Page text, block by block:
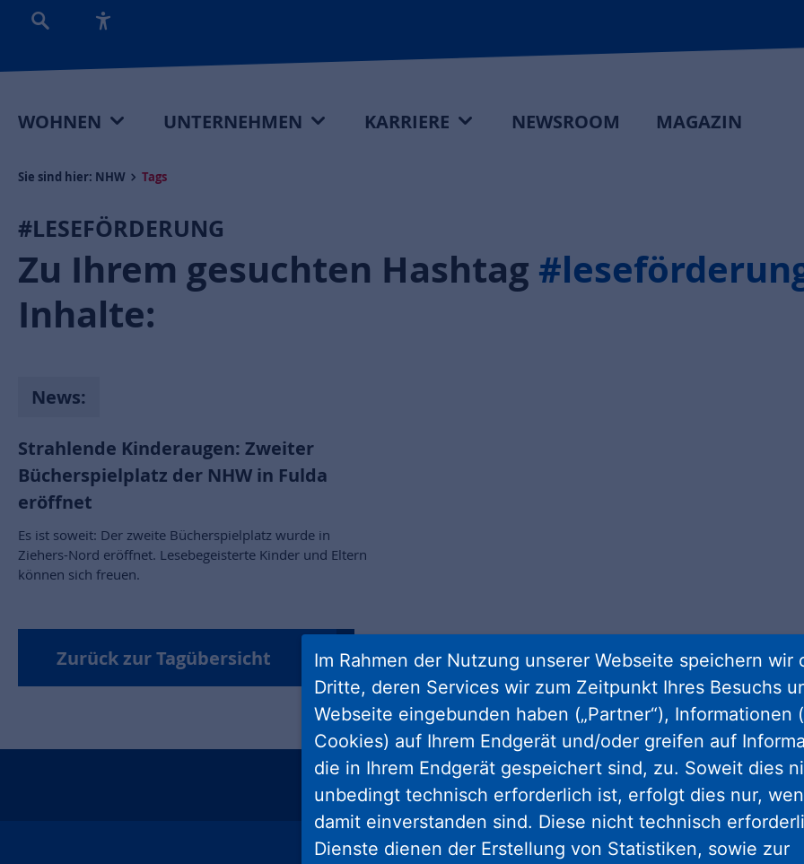
WOHNEN UNTERNEHMEN KARRIERE NEWSROOM MAGAZIN
Sie sind hier: NHW Tags
#LESEFÖRDERUNG
Zu Ihrem gesuchten Hashtag
Inhalte:
News:
Strahlende Kinderaugen: Zweiter
Bücherspielplatz der NHW in Fulda
eröffnet
Es ist soweit: Der zweite Bücherspielplatz wurde in
Ziehers-Nord eröffnet. Lesebegeisterte Kinder und Eltern
können sich freuen.
Zurück zur Tagübersicht
instagramfacebook youtube linkedin
Im Rahmen der Nutzung unserer Webseite speichern wir
Dritte, deren Services wir zum Zeitpunkt Ihres Besuchs
Webseite eingebunden haben („Partner“), Informationen
Cookies) auf Ihrem Endgerät und/oder greifen auf
die in Ihrem Endgerät gespeichert sind, zu. Soweit dies
unbedingt technisch erforderlich ist, erfolgt dies nur,
damit einverstanden sind. Diese nicht technisch
Dienste dienen der Erstellung von Statistiken, sowie zur